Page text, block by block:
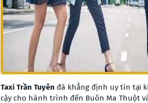
Taxi Trần Tuyên đã khẳng định uy tín tại
cậy cho hành trình đến Buôn Ma Thuột